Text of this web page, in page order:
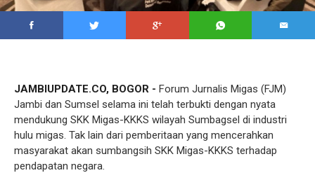
JAMBIUPDATE.CO, BOGOR - Forum Jurnalis Migas (FJM)
Jambi dan Sumsel selama ini telah terbukti dengan nyata
mendukung SKK Migas-KKKS wilayah Sumbagsel di industri
hulu migas. Tak lain dari pemberitaan yang mencerahkan
masyarakat akan sumbangsih SKK Migas-KKKS terhadap
pendapatan negara.